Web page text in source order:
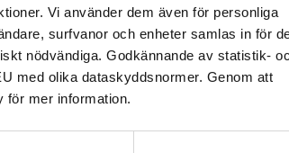
Vi använder dem även för personliga
surfvanor och enheter samlas in för
nödvändiga. Godkännande av statistik-
med olika dataskyddsnormer. Genom att
för mer information.